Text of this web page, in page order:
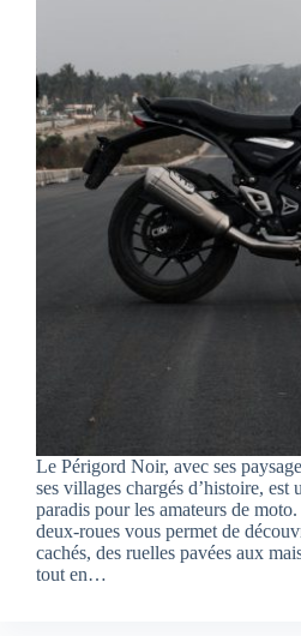
Le Périgord Noir, avec ses
ses villages chargés d’histoire, est
paradis pour les amateurs de
deux-roues vous permet de
cachés, des ruelles pavées aux
tout en…